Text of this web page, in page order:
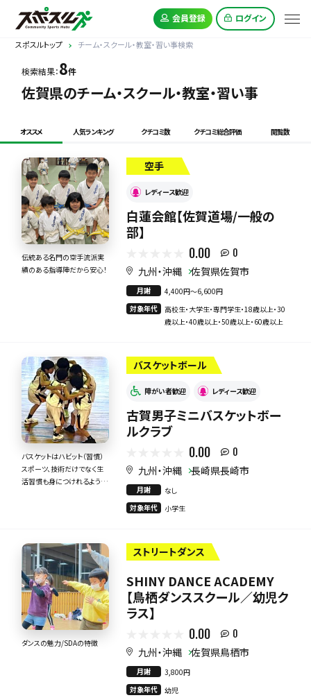
会員登録 ログイン
スポスルトップ チーム・スクール・教室・習い事検索
検索結果：8件
佐賀県のチーム・スクール・教室・習い事
オススメ 人気ランキング クチコミ数 クチコミ総合評価 閲覧数
伝統ある名門の空手流派実
績のある指導陣だから安心！
空手
レディース歓迎
白蓮会館【佐賀道場/一般の
部】
0.00 0
九州・沖縄 佐賀県佐賀市
月謝
4,400円〜6,600円
対象年代
高校生・大学生・専門学生・18歳以上・30
歳以上・40歳以上・50歳以上・60歳以上
バスケットはハビット（習慣）
スポーツ、技術だけでなく生
活習慣も身につけれるように
バスケットボール
障がい者歓迎 レディース歓迎
古賀男子ミニバスケットボー
ルクラブ
0.00 0
九州・沖縄 長崎県長崎市
月謝
なし
対象年代
小学生
ダンスの魅力/SDAの特徴
ストリートダンス
SHINY DANCE ACADEMY
【鳥栖ダンススクール／幼児ク
ラス】
0.00 0
九州・沖縄 佐賀県鳥栖市
月謝
3,800円
対象年代
幼児